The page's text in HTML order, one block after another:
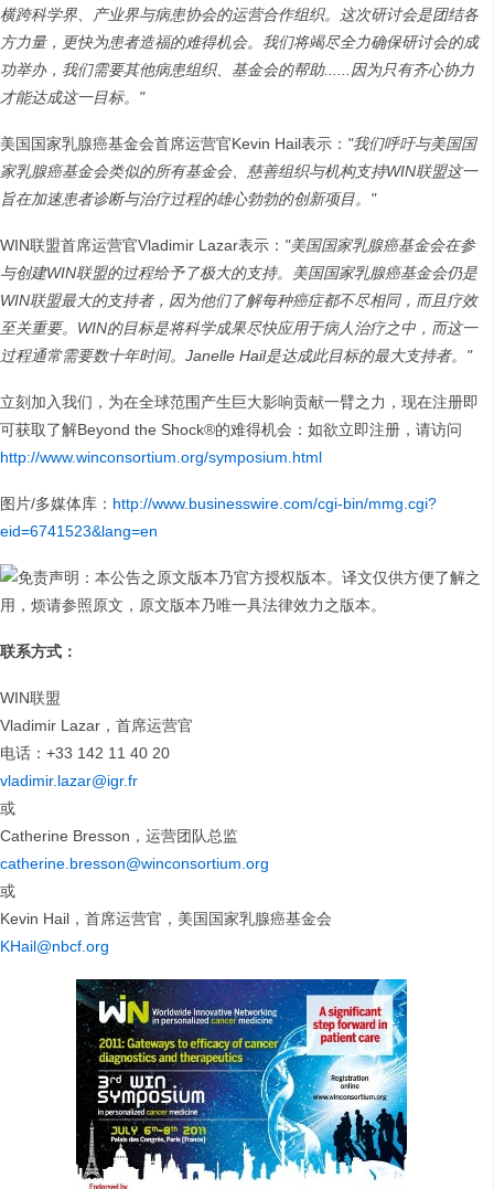
横跨科学界、产业界与病患协会的运营合作组织。这次研讨会是团结各
方力量，更快为患者造福的难得机会。我们将竭尽全力确保研讨会的成
功举办，我们需要其他病患组织、基金会的帮助......因为只有齐心协力
才能达成这一目标。 "
美国国家乳腺癌基金会首席运营官Kevin Hail表示： "我们呼吁与美国国
家乳腺癌基金会类似的所有基金会、慈善组织与机构支持WIN联盟这一
旨在加速患者诊断与治疗过程的雄心勃勃的创新项目。 "
WIN联盟首席运营官Vladimir Lazar表示： "美国国家乳腺癌基金会在参
与创建WIN联盟的过程给予了极大的支持。美国国家乳腺癌基金会仍是
WIN联盟最大的支持者，因为他们了解每种癌症都不尽相同，而且疗效
至关重要。 WIN的目标是将科学成果尽快应用于病人治疗之中，而这一
过程通常需要数十年时间。 Janelle Hail是达成此目标的最大支持者。 "
立刻加入我们，为在全球范围产生巨大影响贡献一臂之力，现在注册即
可获取了解Beyond the Shock®的难得机会：如欲立即注册，请访问
http://www.winconsortium.org/symposium.html
图片/多媒体库： http://www.businesswire.com/cgi-bin/mmg.cgi?
eid=6741523&lang=en
免责声明：本公告之原文版本乃官方授权版本。译文仅供方便了解之
用，烦请参照原文，原文版本乃唯一具法律效力之版本。
联系方式 ：
WIN联盟
Vladimir Lazar，首席运营官
电话：+33 142 11 40 20
vladimir.lazar@igr.fr
或
Catherine Bresson，运营团队总监
catherine.bresson@winconsortium.org
或
Kevin Hail，首席运营官，美国国家乳腺癌基金会
KHail@nbcf.org